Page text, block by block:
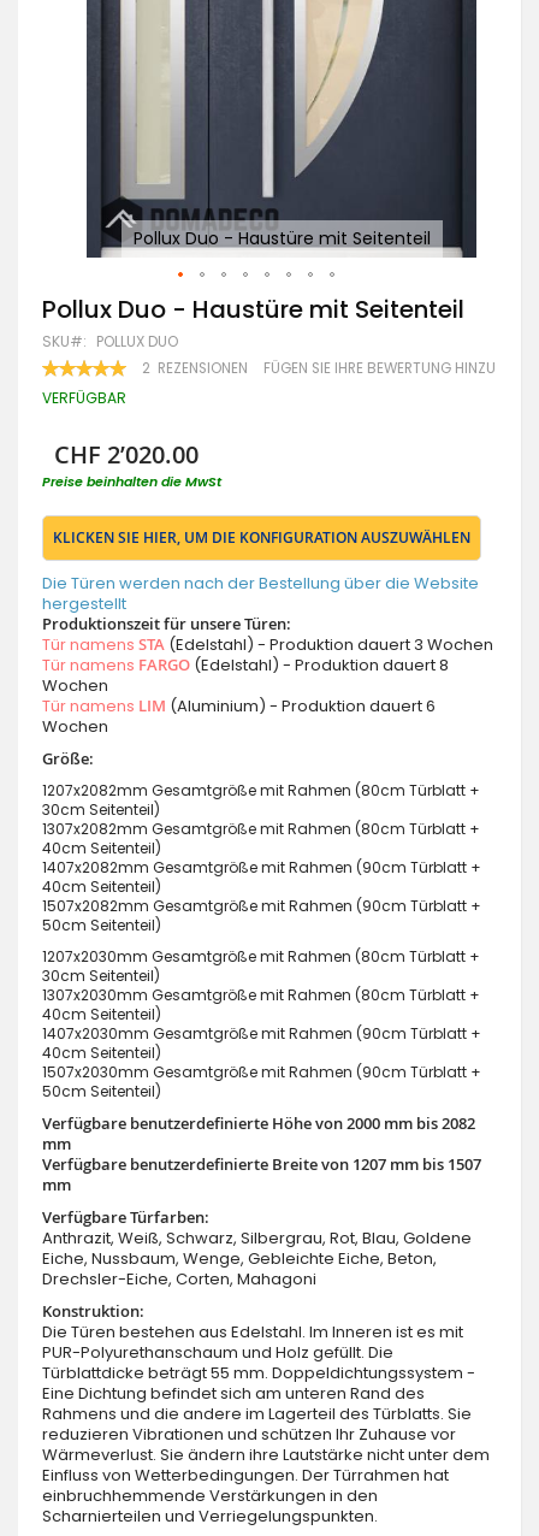
Pollux Duo - Haustüre mit Seitenteil
Zum
Anfang
der
Bildgalerie
springen
Pollux Duo - Haustüre mit Seitenteil
SKU POLLUX DUO
BEWERTUNG:
100
2 REZENSIONEN FÜGEN SIE IHRE BEWERTUNG HINZU
VERFÜGBAR
CHF 2’020.00
Preise beinhalten die MwSt
KLICKEN SIE HIER, UM DIE KONFIGURATION AUSZUWÄHLEN
Die Türen werden nach der Bestellung über die Website
hergestellt
Produktionszeit für unsere Türen:
Tür namens STA (Edelstahl) - Produktion dauert 3 Wochen
Tür namens FARGO (Edelstahl) - Produktion dauert 8
Wochen
Tür namens LIM (Aluminium) - Produktion dauert 6
Wochen
Größe:
1207x2082mm Gesamtgröße mit Rahmen (80cm Türblatt +
30cm Seitenteil)
1307x2082mm Gesamtgröße mit Rahmen (80cm Türblatt +
40cm Seitenteil)
1407x2082mm Gesamtgröße mit Rahmen (90cm Türblatt +
40cm Seitenteil)
1507x2082mm Gesamtgröße mit Rahmen (90cm Türblatt +
50cm Seitenteil)
1207x2030mm Gesamtgröße mit Rahmen (80cm Türblatt +
30cm Seitenteil)
1307x2030mm Gesamtgröße mit Rahmen (80cm Türblatt +
40cm Seitenteil)
1407x2030mm Gesamtgröße mit Rahmen (90cm Türblatt +
40cm Seitenteil)
1507x2030mm Gesamtgröße mit Rahmen (90cm Türblatt +
50cm Seitenteil)
Verfügbare benutzerdefinierte Höhe von 2000 mm bis 2082
mm
Verfügbare benutzerdefinierte Breite von 1207 mm bis 1507
mm
Verfügbare Türfarben:
Anthrazit, Weiß, Schwarz, Silbergrau, Rot, Blau, Goldene
Eiche, Nussbaum, Wenge, Gebleichte Eiche, Beton,
Drechsler-Eiche, Corten, Mahagoni
Konstruktion:
Die Türen bestehen aus Edelstahl. Im Inneren ist es mit
PUR-Polyurethanschaum und Holz gefüllt. Die
Türblattdicke beträgt 55 mm. Doppeldichtungssystem -
Eine Dichtung befindet sich am unteren Rand des
Rahmens und die andere im Lagerteil des Türblatts. Sie
reduzieren Vibrationen und schützen Ihr Zuhause vor
Wärmeverlust. Sie ändern ihre Lautstärke nicht unter dem
Einfluss von Wetterbedingungen. Der Türrahmen hat
einbruchhemmende Verstärkungen in den
Scharnierteilen und Verriegelungspunkten.